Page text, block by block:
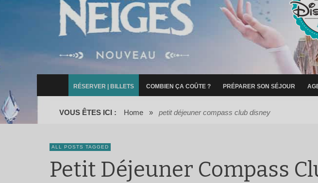
RÉSERVER | BILLETS COMBIEN ÇA COÛTE ? PRÉPARER SON SÉJOUR
VOUS ÊTES ICI : Home » petit déjeuner compass club disney
ALL POSTS TAGGED
Petit Déjeuner Compass